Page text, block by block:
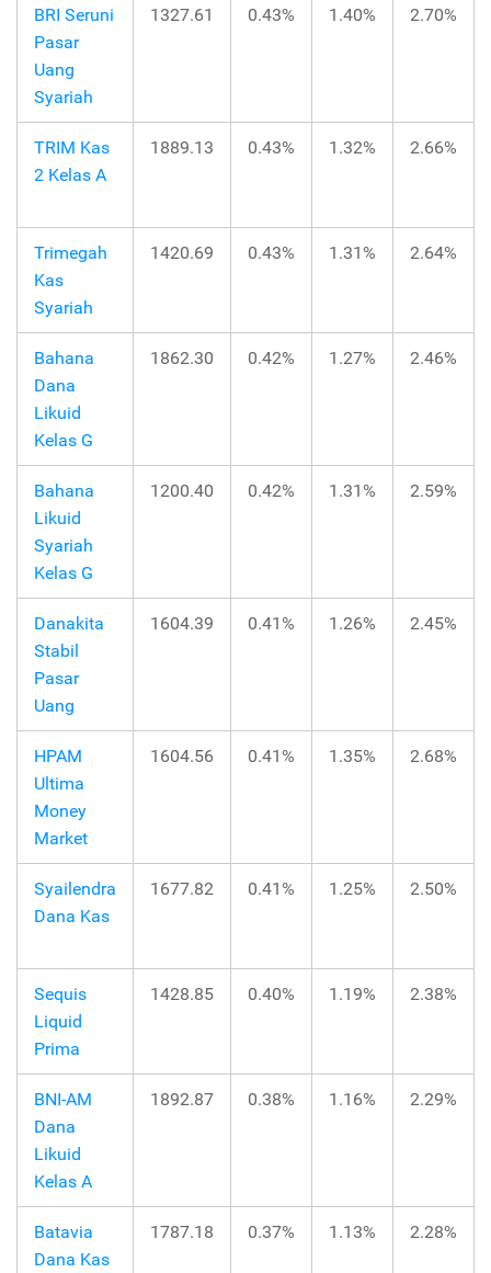
BRI Seruni
Pasar
Uang
Syariah
1327.61 0.43% 1.40% 2.70%
TRIM Kas
2 Kelas A
1889.13 0.43% 1.32% 2.66%
Trimegah
Kas
Syariah
1420.69 0.43% 1.31% 2.64%
Bahana
Dana
Likuid
Kelas G
1862.30 0.42% 1.27% 2.46%
Bahana
Likuid
Syariah
Kelas G
1200.40 0.42% 1.31% 2.59%
Danakita
Stabil
Pasar
Uang
1604.39 0.41% 1.26% 2.45%
HPAM
Ultima
Money
Market
1604.56 0.41% 1.35% 2.68%
Syailendra
Dana Kas
1677.82 0.41% 1.25% 2.50%
Sequis
Liquid
Prima
1428.85 0.40% 1.19% 2.38%
BNI-AM
Dana
Likuid
Kelas A
1892.87 0.38% 1.16% 2.29%
Batavia
Dana Kas
1787.18 0.37% 1.13% 2.28%